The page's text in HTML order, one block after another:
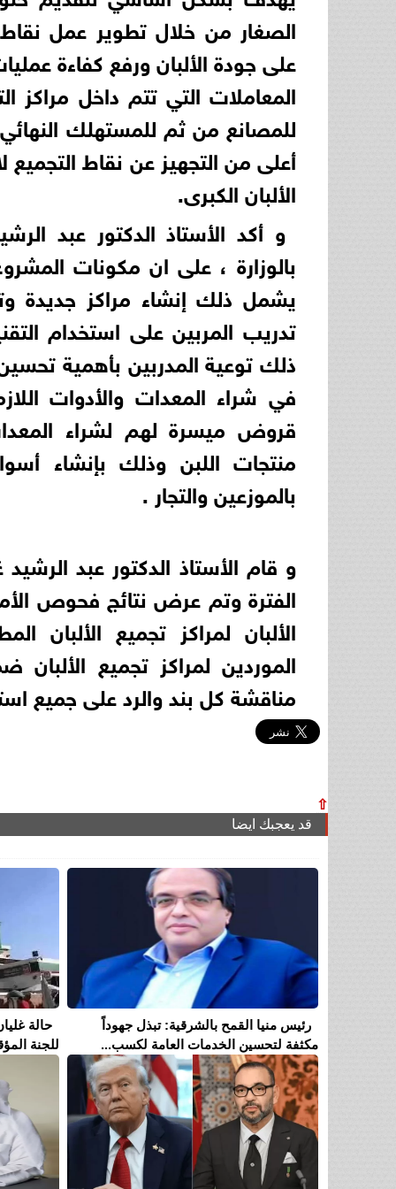
الصغار من خلال تطوير عمل
على جودة الألبان ورفع كفاءة
المعاملات التي تتم داخل مراكز
للمصانع من ثم للمستهلك
أعلى من التجهيز عن نقاط التجميع
الألبان الكبرى.
و أكد الأستاذ الدكتور عبد
بالوزارة ، على ان مكونات
يشمل ذلك إنشاء مراكز جديدة
تدريب المربين على استخدام
ذلك توعية المدربين بأهمية
في شراء المعدات والأدوات
قروض ميسرة لهم لشراء
منتجات اللبن وذلك بإنشاء
بالموزعين والتجار .
و قام الأستاذ الدكتور عبد
الفترة وتم عرض نتائج فحوص
الألبان لمراكز تجميع الألبان
الموردين لمراكز تجميع الألبان
مناقشة كل بند والرد على جميع
⇧
قد يعجبك ايضا
رئيس منيا القمح بالشرقية: تبذل جهوداً
مكثفة لتحسين الخدمات العامة لكسب...
حالة
للجنة